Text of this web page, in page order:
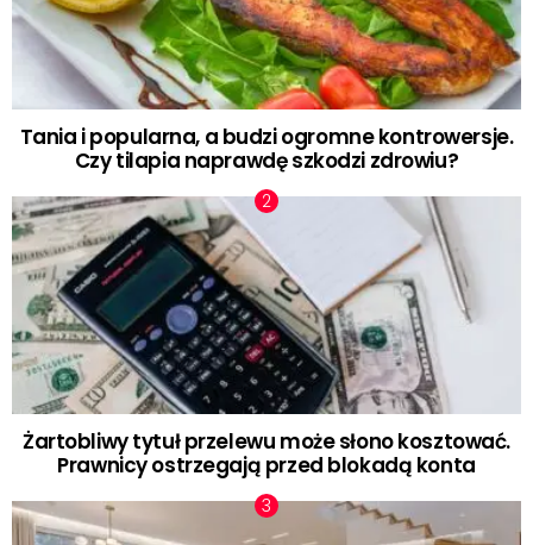
Tania i popularna, a budzi ogromne kontrowersje.
Czy tilapia naprawdę szkodzi zdrowiu?
Żartobliwy tytuł przelewu może słono kosztować.
Prawnicy ostrzegają przed blokadą konta